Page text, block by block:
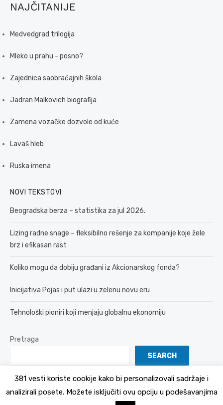
NAJČITANIJE
Medvedgrad trilogija
Mleko u prahu - posno?
Zajednica saobraćajnih škola
Jadran Malkovich biografija
Zamena vozačke dozvole od kuće
Lavaš hleb
Ruska imena
NOVI TEKSTOVI
Beogradska berza – statistika za jul 2026.
Lizing radne snage – fleksibilno rešenje za kompanije koje žele
brz i efikasan rast
Koliko mogu da dobiju građani iz Akcionarskog fonda?
Inicijativa Pojas i put ulazi u zelenu novu eru
Tehnološki pioniri koji menjaju globalnu ekonomiju
Pretraga
SEARCH
Politika Privatnosti
381 vesti koriste cookije kako bi personalizovali sadržaje i
analizirali posete. Možete isključiti ovu opciju u podešavanjima